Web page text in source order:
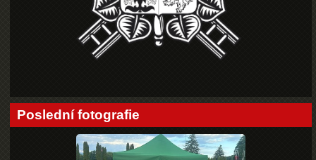
Poslední fotografie